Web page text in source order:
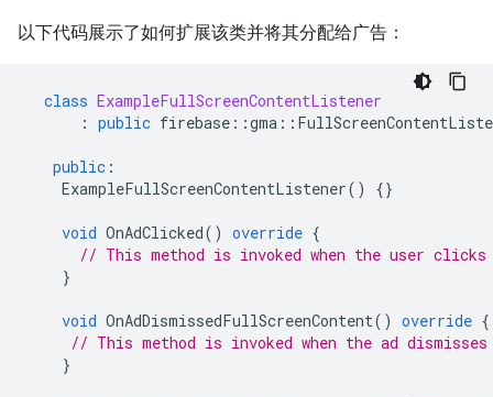
以下代码展示了如何扩展该类并将其分配给广告：
class ExampleFullScreenContentListener
: public firebase ::gma ::
public :
ExampleFullScreenContentListener() {}
void OnAdClicked() override {
// This method is invoked when the user
}
void OnAdDismissedFullScreenContent() override {
// This method is invoked when the ad
}